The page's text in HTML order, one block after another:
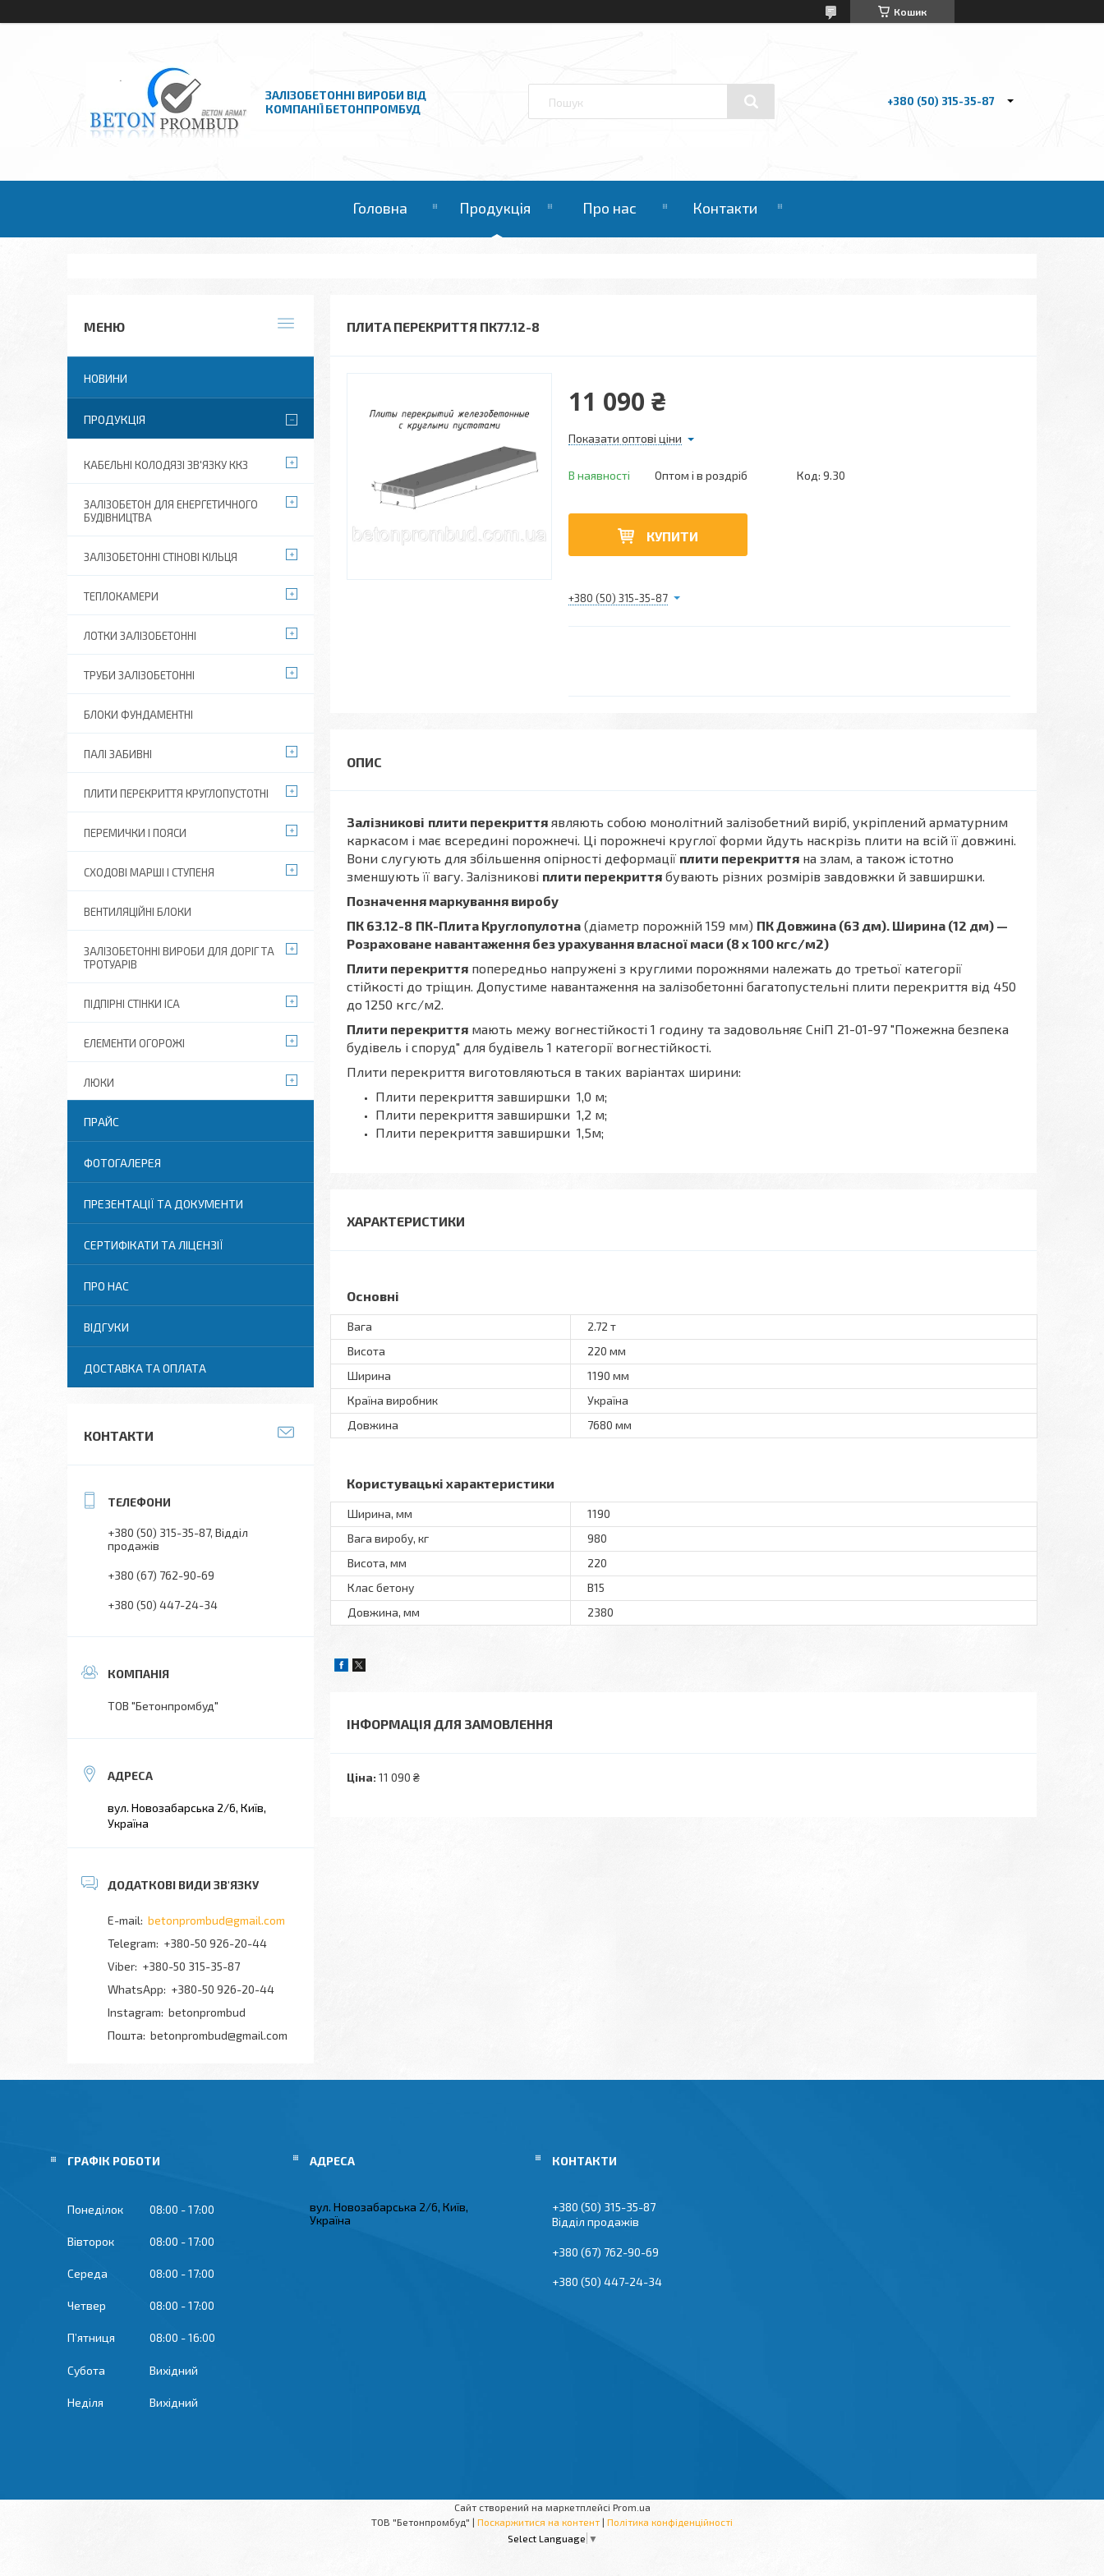
Кошик
ЗАЛІЗОБЕТОННІ ВИРОБИ ВІД
КОМПАНІЇ БЕТОНПРОМБУД
+380 (50) 315-35-87
Головна Продукція Про нас Контакти
ПЛИТА ПЕРЕКРИТТЯ ПК77.12-8
11 090 ₴
Показати оптові ціни
В наявності Оптом і в роздріб Код: 9.30
КУПИТИ
+380 (50) 315-35-87
Залізникові плити перекриття являють собою монолітний залізобетний виріб, укріплений арматурним
каркасом і має всередині порожнечі. Ці порожнечі круглої форми йдуть наскрізь плити на всій її довжині.
Вони слугують для збільшення опірності деформації плити перекриття на злам, а також істотно
зменшують її вагу. Залізникові плити перекриття бувають різних розмірів завдовжки й завширшки.
Позначення маркування виробу
ПК 63.12-8 ПК-Плита Круглопулотна (діаметр порожній 159 мм) ПК Довжина (63 дм). Ширина (12 дм) —
Розраховане навантаження без урахування власної маси (8 х 100 кгс/м2)
Плити перекриття попередньо напружені з круглими порожнями належать до третьої категорії
стійкості до тріщин. Допустиме навантаження на залізобетонні багатопустельні плити перекриття від 450
до 1250 кгс/м2.
Плити перекриття мають межу вогнестійкості 1 годину та задовольняє СніП 21-01-97 "Пожежна безпека
будівель і споруд" для будівель 1 категорії вогнестійкості.
Плити перекриття виготовляються в таких варіантах ширини:
Плити перекриття завширшки 1,0 м;
Плити перекриття завширшки 1,2 м;
Плити перекриття завширшки 1,5м;
ХАРАКТЕРИСТИКИ
Основні
Вага
2.72 т
Висота
220 мм
Ширина
1190 мм
Країна виробник
Україна
Довжина
7680 мм
Користувацькi характеристики
Ширина, мм
1190
Вага виробу, кг
980
Висота, мм
220
Клас бетону
В15
Довжина, мм
2380
ІНФОРМАЦІЯ ДЛЯ ЗАМОВЛЕННЯ
Ціна: 11 090 ₴
НОВИНИ
ПРОДУКЦІЯ
КАБЕЛЬНІ КОЛОДЯЗІ ЗВ'ЯЗКУ ККЗ
ЗАЛІЗОБЕТОН ДЛЯ ЕНЕРГЕТИЧНОГО
БУДІВНИЦТВА
ЗАЛІЗОБЕТОННІ СТІНОВІ КІЛЬЦЯ
ТЕПЛОКАМЕРИ
ЛОТКИ ЗАЛІЗОБЕТОННІ
ТРУБИ ЗАЛІЗОБЕТОННІ
БЛОКИ ФУНДАМЕНТНІ
ПАЛІ ЗАБИВНІ
ПЛИТИ ПЕРЕКРИТТЯ КРУГЛОПУСТОТНІ
ПЕРЕМИЧКИ І ПОЯСИ
СХОДОВІ МАРШІ І СТУПЕНЯ
ВЕНТИЛЯЦІЙНІ БЛОКИ
ЗАЛІЗОБЕТОННІ ВИРОБИ ДЛЯ ДОРІГ ТА
ТРОТУАРІВ
ПІДПІРНІ СТІНКИ ІСА
ЕЛЕМЕНТИ ОГОРОЖІ
ЛЮКИ
ПРАЙС
ФОТОГАЛЕРЕЯ
ПРЕЗЕНТАЦІЇ ТА ДОКУМЕНТИ
СЕРТИФІКАТИ ТА ЛІЦЕНЗІЇ
ПРО НАС
ВІДГУКИ
ДОСТАВКА ТА ОПЛАТА
КОНТАКТИ
+380 (50) 315-35-87 Відділ
продажів
+380 (67) 762-90-69
+380 (50) 447-24-34
ТОВ "Бетонпромбуд"
вул. Новозабарська 2/6, Київ,
Україна
betonprombud@gmail.com
+380-50 926-20-44
+380-50 315-35-87
+380-50 926-20-44
Instagram betonprombud
Пошта betonprombud@gmail.com
ГРАФІК РОБОТИ
Понеділок 08:00 17:00
Вівторок 08:00 17:00
Середа 08:00 17:00
Четвер 08:00 17:00
Пʼятниця 08:00 16:00
Субота Вихідний
Неділя Вихідний
вул. Новозабарська 2/6, Київ,
Україна
+380 (50) 315-35-87
Відділ продажів
+380 (67) 762-90-69
+380 (50) 447-24-34
Сайт створений на маркетплейсі Prom.ua
ТОВ "Бетонпромбуд" | Поскаржитися на контент | Політика конфіденційності
Select Language ▼